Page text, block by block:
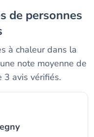
à chaleur dans la
note moyenne de
3 avis vérifiés.